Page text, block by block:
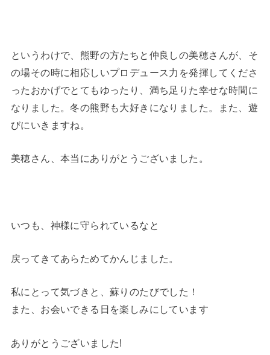
というわけで、熊野の方たちと仲良しの美穂さんが、そ
の場その時に相応しいプロデュース力を発揮してくださ
ったおかげでとてもゆったり、満ち足りた幸せな時間に
なりました。冬の熊野も大好きになりました。また、遊
びにいきますね。
美穂さん、本当にありがとうございました。
いつも、神様に守られているなと
戻ってきてあらためてかんじました。
私にとって気づきと、蘇りのたびでした！
また、お会いできる日を楽しみにしています
ありがとうございました!